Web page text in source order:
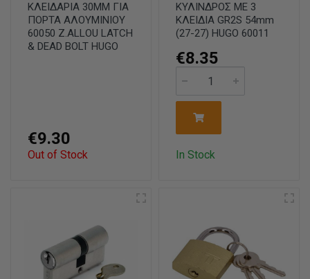
ΚΛΕΙΔΑΡΙΑ 30MM ΓΙΑ
ΠΟΡΤΑ ΑΛΟΥΜΙΝΙΟΥ
60050 Z.ALLOU LATCH
& DEAD BOLT HUGO
€9.30
Out of Stock
ΚΥΛΙΝΔΡΟΣ ΜΕ 3
ΚΛΕΙΔΙΑ GR2S 54mm
(27-27) HUGO 60011
€8.35
In Stock